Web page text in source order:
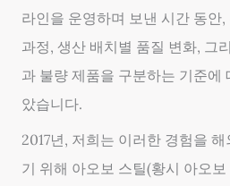
라인을 운영하며 보낸 시간 동안
과정, 생산 배치별 품질 변화, 그
과 불량 제품을 구분하는 기준에
았습니다.
2017년, 저희는 이러한 경험을
기 위해 아오보 스틸(황시 아오